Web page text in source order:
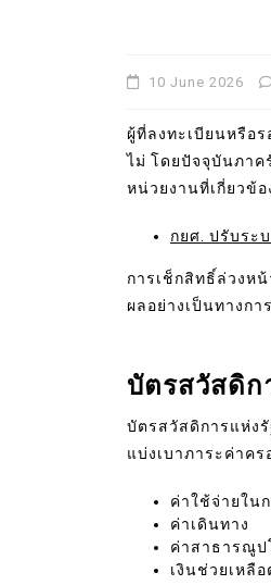
10 June 2026
ผู้ที่ลงทะเบียนหรือ
ไม่ โดยปัจจุบันภาค
หน่วยงานที่เกี่ยวข้อ
กยศ. ปรับระ
การเช็กสิทธิ์ล่วงห
ผลอย่างเป็นทางการ
บัตรสวัสดิก
บัตรสวัสดิการแห่ง
แบ่งเบาภาระค่าค
ค่าใช้จ่ายใน
ค่าเดินทาง
ค่าสาธารณูป
เงินช่วยเหลื